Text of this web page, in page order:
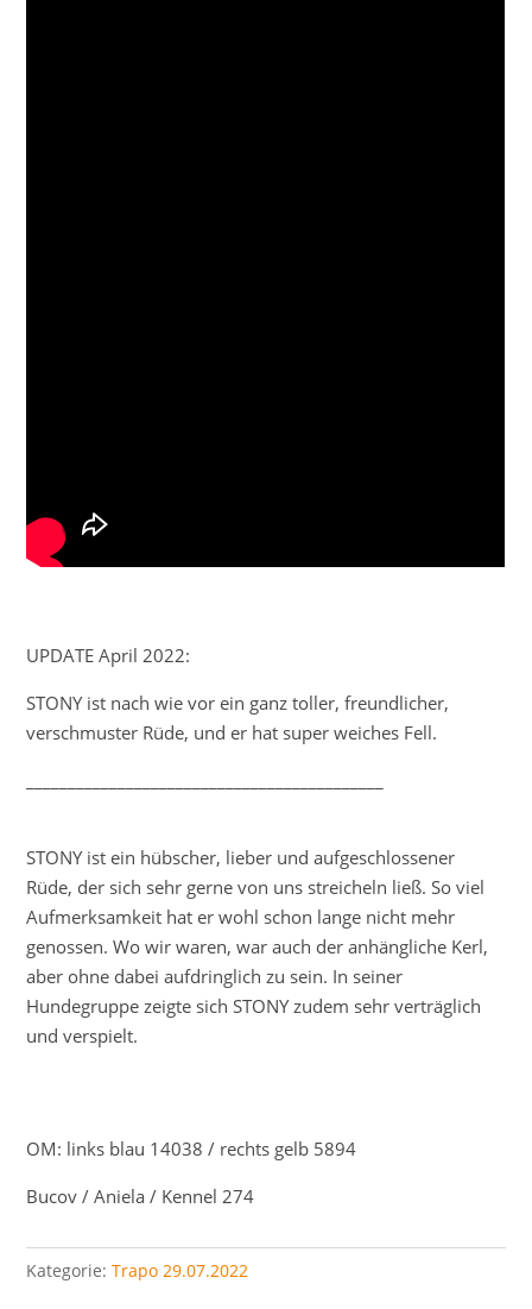
UPDATE April 2022:
STONY ist nach wie vor ein ganz toller, freundlicher,
verschmuster Rüde, und er hat super weiches Fell.
STONY ist ein hübscher, lieber und aufgeschlossener
Rüde, der sich sehr gerne von uns streicheln ließ. So viel
Aufmerksamkeit hat er wohl schon lange nicht mehr
genossen. Wo wir waren, war auch der anhängliche Kerl,
aber ohne dabei aufdringlich zu sein. In seiner
Hundegruppe zeigte sich STONY zudem sehr verträglich
und verspielt.
OM: links blau 14038 / rechts gelb 5894
Bucov / Aniela / Kennel 274
Kategorie:Trapo 29.07.2022